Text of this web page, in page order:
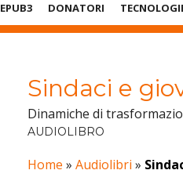
EPUB3 DONATORI
Sindaci e
Dinamiche di
AUDIOLIBRO
Home » Audiolibri »